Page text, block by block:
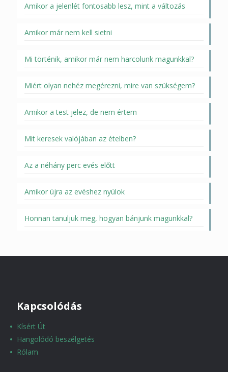
Amikor a jelenlét fontosabb lesz, mint a változás
Amikor már nem kell sietni
Mi történik, amikor már nem harcolunk magunkkal?
Miért olyan nehéz megérezni, mire van szükségem?
Amikor a test jelez, de nem értem
Mit keresek valójában az ételben?
Az a néhány perc evés előtt
Amikor újra az evéshez nyúlok
Honnan tanuljuk meg, hogyan bánjunk magunkkal?
Kapcsolódás
Kísért Út
Hangolódó beszélgetés
Rólam